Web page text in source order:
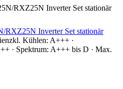
RXZ25N Inverter Set stationär
Kühlen: A+++ ·
· Spektrum: A+++ bis D · Max.